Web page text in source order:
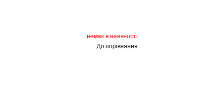
немає в наявності
До порівняння